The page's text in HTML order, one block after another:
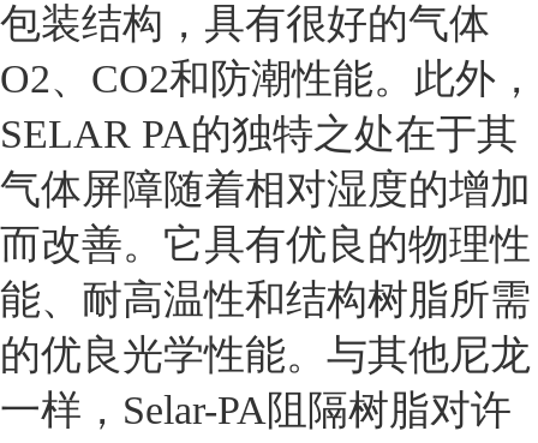
包装结构，具有很好的气体
O2、CO2和防潮性能。此外，
SELAR PA的独特之处在于其
气体屏障随着相对湿度的增加
而改善。它具有优良的物理性
能、耐高温性和结构树脂所需
的优良光学性能。与其他尼龙
一样，Selar-PA阻隔树脂对许